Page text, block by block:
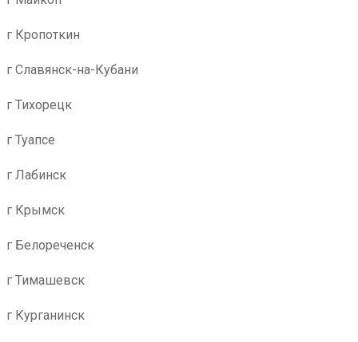
г Кропоткин
г Славянск-на-Кубани
г Тихорецк
г Туапсе
г Лабинск
г Крымск
г Белореченск
г Тимашевск
г Курганинск